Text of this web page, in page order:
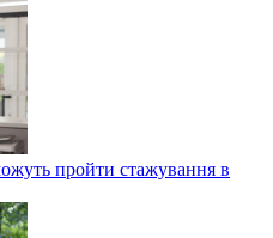
пройти стажування в